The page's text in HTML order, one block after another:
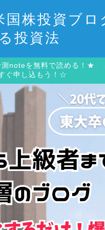
国株投資ブロ
投資法
noteを無料で読める！★
ぐ申し込もう！☆